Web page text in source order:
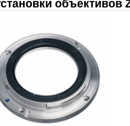
объективов